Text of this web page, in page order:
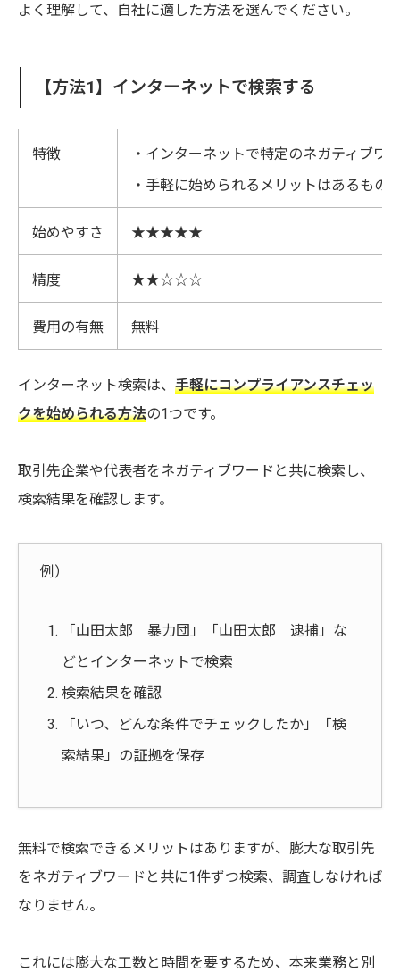
よく理解して、自社に適した方法を選んでください。
【方法1】インターネットで検索する
特徴
・インターネットで特定のネガティブワ
・手軽に始められるメリットはあるもの
始めやすさ ★★★★★
精度 ★★☆☆☆
費用の有無 無料
インターネット検索は、 手軽にコンプライアンスチェッ
クを始められる方法の1つです。
取引先企業や代表者をネガティブワードと共に検索し、
検索結果を確認します。
例）
「山田太郎 暴力団」「山田太郎 逮捕」な
どとインターネットで検索
検索結果を確認
「いつ、どんな条件でチェックしたか」「検
索結果」の証拠を保存
無料で検索できるメリットはありますが、膨大な取引先
をネガティブワードと共に1件ずつ検索、調査しなければ
なりません。
これには膨大な工数と時間を要するため、本来業務と別